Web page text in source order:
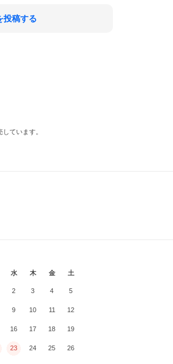
投稿する
ています。
水 木 金 土
2 3 4 5
9 10 11 12
16 17 18 19
23 24 25 26